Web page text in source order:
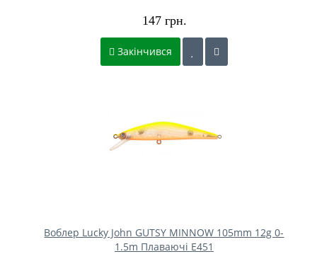
147 грн.
Закінчився
Воблер Lucky John GUTSY MINNOW 105mm 12g 0-
1.5m Плаваючі E451